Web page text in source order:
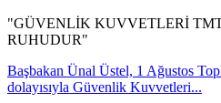
"GÜVENLİK KUVVETLERİ
RUHUDUR"
Başbakan Ünal Üstel, 1 Ağustos
dolayısıyla Güvenlik Kuvvetleri...